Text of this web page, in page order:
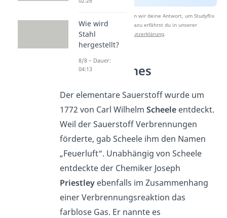
Nach Beantwortung speichern wir deine Antwort, um Studyflix
zu verbessern. Mehr dazu erfährst du in unserer
Datenschutzerklärung
Geschichtliches
Der elementare Sauerstoff wurde um
1772 von Carl Wilhelm Scheeleentdeckt.
Weil der Sauerstoff Verbrennungen
förderte, gab Scheele ihm den Namen
„Feuerluft“. Unabhängig von Scheele
entdeckte der Chemiker Joseph
Priestleyebenfalls im Zusammenhang
einer Verbrennungsreaktion das
farblose Gas. Er nannte es
Wie wird
Stahl
hergestellt?
8/8 – Dauer:
04:13